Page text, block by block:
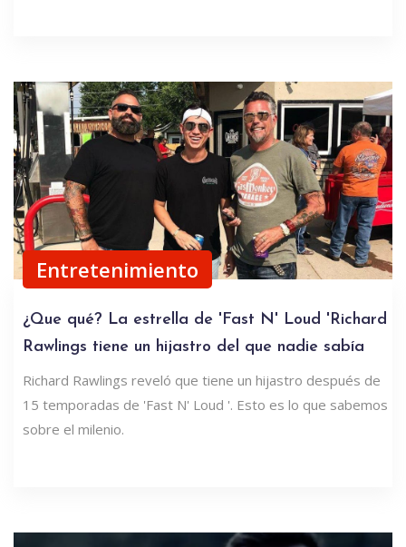
Entretenimiento
¿Que qué? La estrella de 'Fast N' Loud 'Richard
Rawlings tiene un hijastro del que nadie sabía
Richard Rawlings reveló que tiene un hijastro después de
15 temporadas de 'Fast N' Loud '. Esto es lo que sabemos
sobre el milenio.